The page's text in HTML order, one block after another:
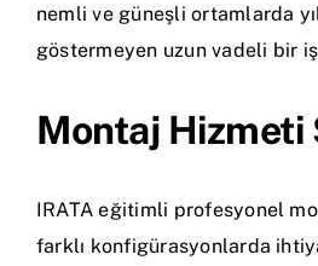
nemli ve güneşli ortamlarda
göstermeyen uzun vadeli bir
Montaj Hizmeti
IRATA eğitimli profesyonel
farklı konfigürasyonlarda